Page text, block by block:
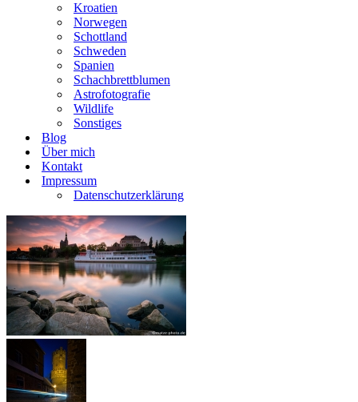
Kroatien
Norwegen
Schottland
Schweden
Spanien
Schachbrettblumen
Astrofotografie
Wildlife
Sonstiges
Blog
Über mich
Kontakt
Impressum
Datenschutzerklärung